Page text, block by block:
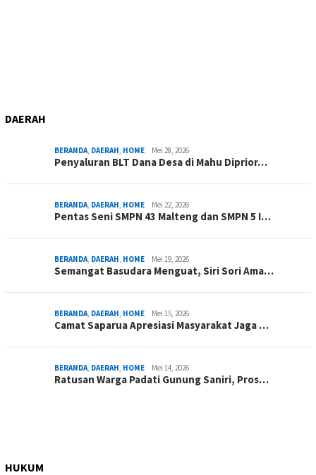
DAERAH
BERANDA DAERAH HOME Mei 28, 2026
Penyaluran BLT Dana Desa di Mahu Diprior…
BERANDA DAERAH HOME Mei 22, 2026
Pentas Seni SMPN 43 Malteng dan SMPN 5 I…
BERANDA DAERAH HOME Mei 19, 2026
Semangat Basudara Menguat, Siri Sori Ama…
BERANDA DAERAH HOME Mei 15, 2026
Camat Saparua Apresiasi Masyarakat Jaga …
BERANDA DAERAH HOME Mei 14, 2026
Ratusan Warga Padati Gunung Saniri, Pros…
HUKUM